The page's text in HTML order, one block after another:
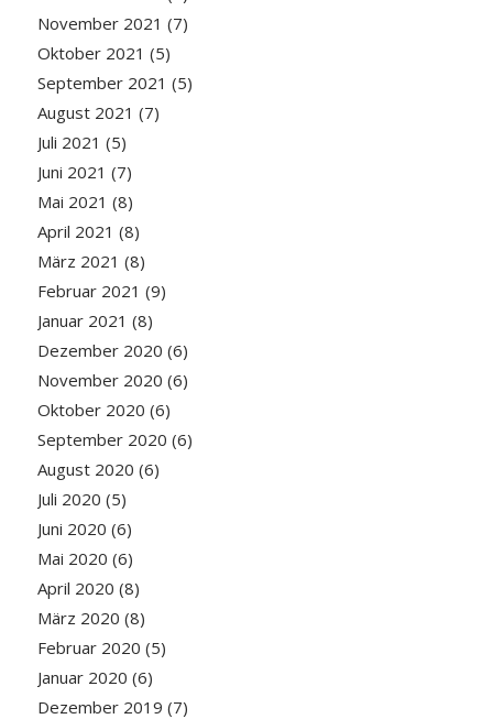
November 2021 (7)
Oktober 2021 (5)
September 2021 (5)
August 2021 (7)
Juli 2021 (5)
Juni 2021 (7)
Mai 2021 (8)
April 2021 (8)
März 2021 (8)
Februar 2021 (9)
Januar 2021 (8)
Dezember 2020 (6)
November 2020 (6)
Oktober 2020 (6)
September 2020 (6)
August 2020 (6)
Juli 2020 (5)
Juni 2020 (6)
Mai 2020 (6)
April 2020 (8)
März 2020 (8)
Februar 2020 (5)
Januar 2020 (6)
Dezember 2019 (7)